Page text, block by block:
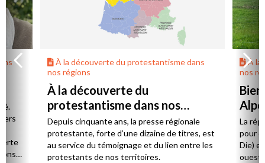
À la découverte du protestantisme dans
nos régions
À la découverte du
protestantisme dans nos
régions
Depuis cinquante ans, la presse régionale
protestante, forte d’une dizaine de titres, est
au service du témoignage et du lien entre les
protestants de nos territoires.
À la
nos
La
pour
Die)
ouest,